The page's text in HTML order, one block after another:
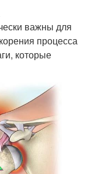
важны для
процесса
которые